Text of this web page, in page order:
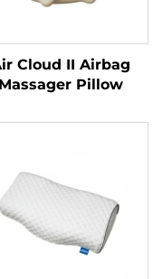
Cloud II Airbag
Massager Pillow